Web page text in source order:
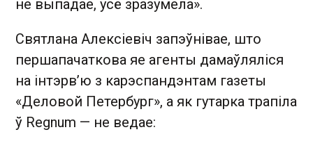
не выпадае, усё зразумела».
Святлана Алексіевіч запэўнівае, што
першапачаткова яе агенты дамаўляліся
на інтэрв’ю з карэспандэнтам газеты
«Деловой Петербург», а як гутарка трапіла
ў Regnum — не ведае: